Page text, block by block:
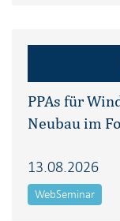
PPAs für
Neubau im
13.08.2026
WebSeminar